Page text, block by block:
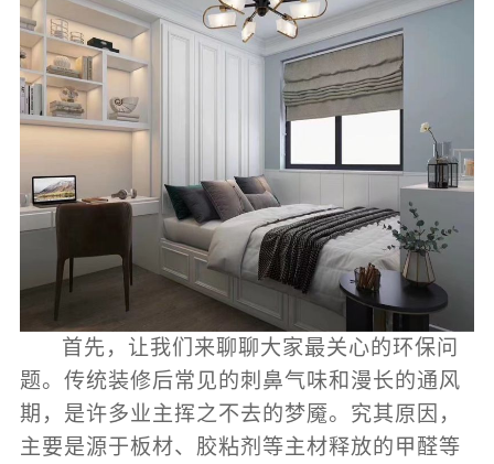
首先，让我们来聊聊大家最关心的环保问
题。传统装修后常见的刺鼻气味和漫长的通风
期，是许多业主挥之不去的梦魇。究其原因，
主要是源于板材、胶粘剂等主材释放的甲醛等